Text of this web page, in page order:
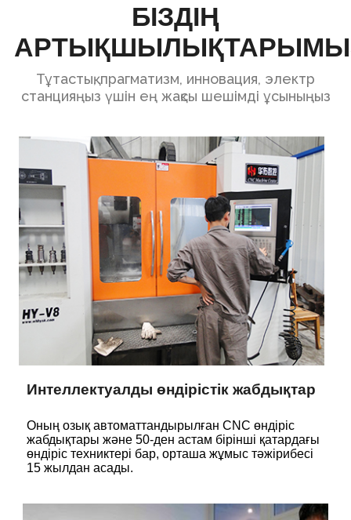
БІЗДІҢ
Тұтастық, прагматизм, инновация, электр
станцияңыз үшін ең жақсы шешімді ұсыныңыз
Интеллектуалды өндірістік жабдықтар
Оның озық автоматтандырылған CNC өндіріс
жабдықтары және 50-ден астам бірінші қатардағы
өндіріс техниктері бар, орташа жұмыс тәжірибесі
15 жылдан асады.